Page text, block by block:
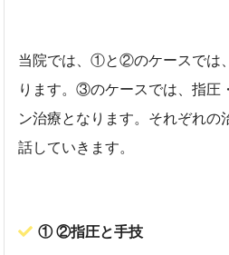
当院では、①と②のケースでは
ります。③のケースでは、指圧
ン治療となります。それぞれの
話していきます。
① ②指圧と手技